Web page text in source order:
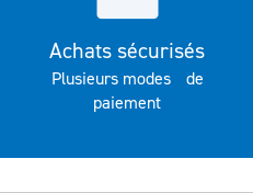
Achats sécurisés
Plusieurs modes de
paiement